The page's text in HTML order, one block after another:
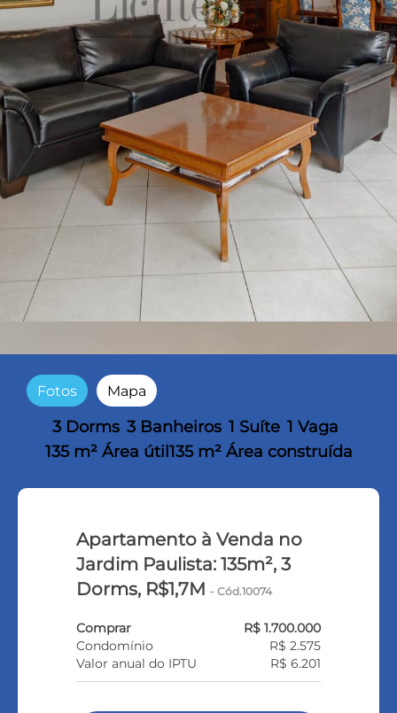
Fotos Mapa
3 Dorms 3 Banheiros 1 Suíte 1 Vaga
135 m² Área útil 135 m² Área construída
Apartamento à Venda no
Jardim Paulista: 135m², 3
Dorms, R$1,7M - Cód.10074
Comprar
R$ 1.700.000
Condomínio
R$ 2.575
Valor anual do IPTU
R$ 6.201